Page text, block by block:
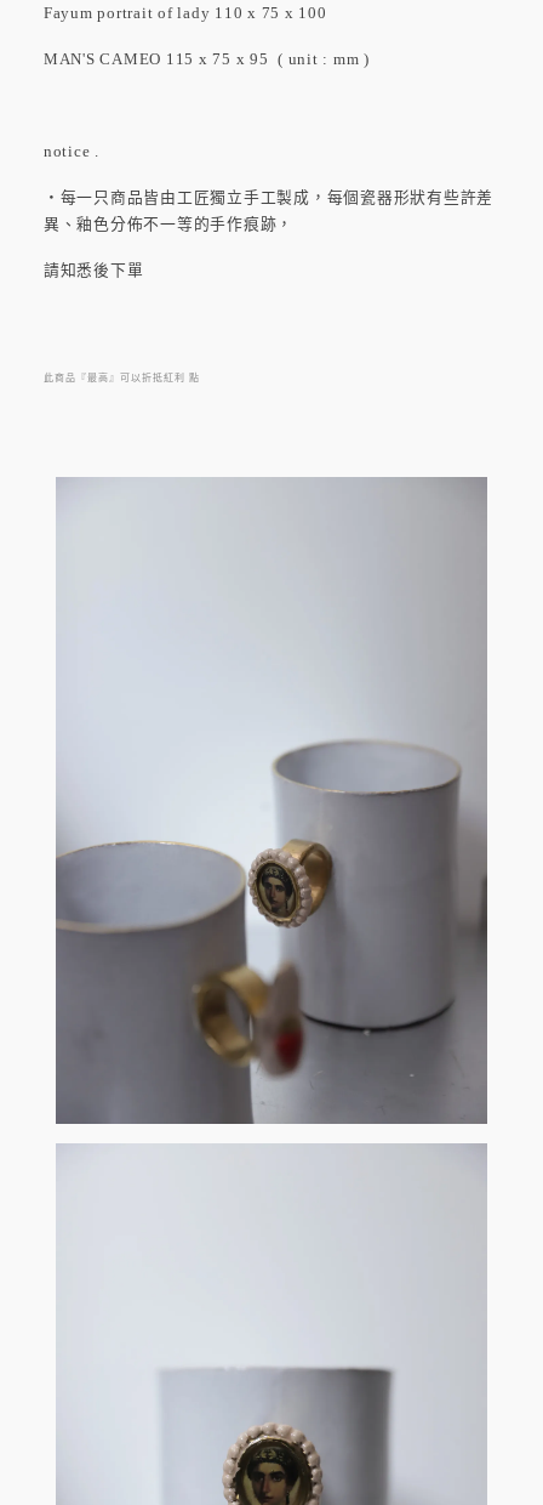
Fayum portrait of lady 110 x 75 x 100
MAN'S CAMEO 115 x 75 x 95 ( unit : mm )
notice .
・每一只商品皆由工匠獨立手工製成，每個瓷器形狀有些許差
異、釉色分佈不一等的手作痕跡，
請知悉後下單
此商品『最高』可以折抵紅利 點